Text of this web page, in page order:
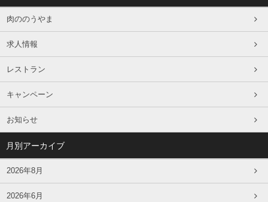
肉ののうやま
求人情報
レストラン
キャンペーン
お知らせ
月別アーカイブ
2026年8月
2026年6月